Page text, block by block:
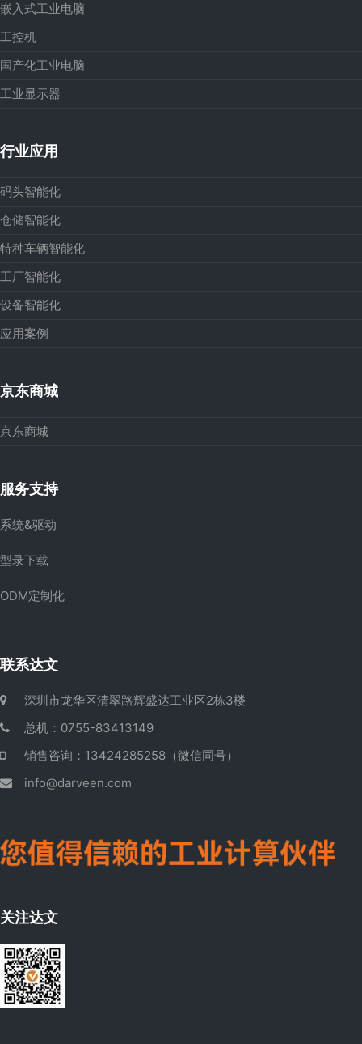
嵌入式工业电脑
工控机
国产化工业电脑
工业显示器
行业应用
码头智能化
仓储智能化
特种车辆智能化
工厂智能化
设备智能化
应用案例
京东商城
京东商城
服务支持
系统&驱动
型录下载
ODM定制化
联系达文
深圳市龙华区清翠路辉盛达工业区2栋3楼
总机：0755-83413149
销售咨询：13424285258（微信同号）
info@darveen.com
关注达文